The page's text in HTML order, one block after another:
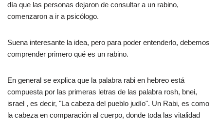
día que las personas dejaron de consultar a un rabino,
comenzaron a ir a psicólogo.
Suena interesante la idea, pero para poder entenderlo, debemos
comprender primero qué es un rabino.
En general se explica que la palabra rabi en hebreo está
compuesta por las primeras letras de las palabra rosh, bnei,
israel , es decir, "La cabeza del pueblo judío". Un Rabi, es como
la cabeza en comparación al cuerpo, donde toda las vitalidad